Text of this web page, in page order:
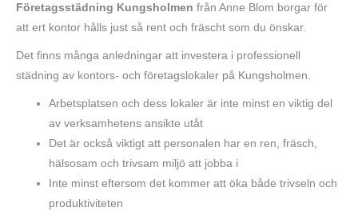
Företagsstädning Kungsholmen från Anne Blom borgar för
att ert kontor hålls just så rent och fräscht som du önskar.
Det finns många anledningar att investera i professionell
städning av kontors- och företagslokaler på Kungsholmen.
Arbetsplatsen och dess lokaler är inte minst en viktig del
av verksamhetens ansikte utåt
Det är också viktigt att personalen har en ren, fräsch,
hälsosam och trivsam miljö att jobba i
Inte minst eftersom det kommer att öka både trivseln och
produktiviteten